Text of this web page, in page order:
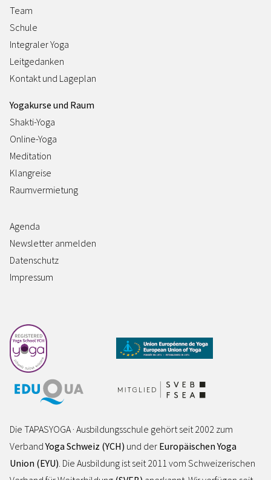
Team
Schule
Integraler Yoga
Leitgedanken
Kontakt und Lageplan
Yogakurse und Raum
Shakti-Yoga
Online-Yoga
Meditation
Klangreise
Raumvermietung
Agenda
Newsletter anmelden
Datenschutz
Impressum
Die TAPASYOGA · Ausbildungsschule gehört seit 2002 zum
VerbandYoga Schweiz (YCH) und der Europäischen Yoga
Union (EYU) . Die Ausbildung ist seit 2011 vom Schweizerischen